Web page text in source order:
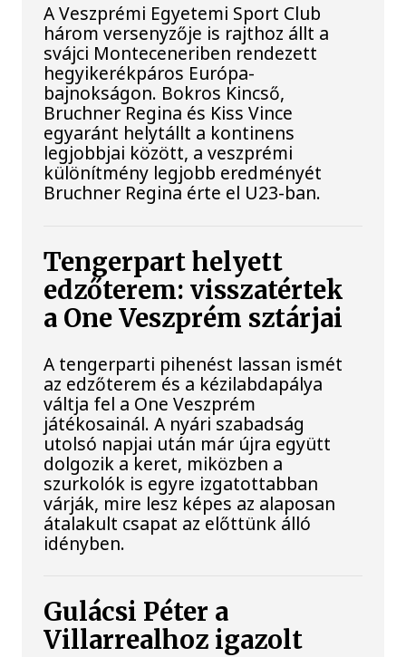
A Veszprémi Egyetemi Sport Club
három versenyzője is rajthoz állt a
svájci Monteceneriben rendezett
hegyikerékpáros Európa-
bajnokságon. Bokros Kincső,
Bruchner Regina és Kiss Vince
egyaránt helytállt a kontinens
legjobbjai között, a veszprémi
különítmény legjobb eredményét
Bruchner Regina érte el U23-ban.
Tengerpart helyett
edzőterem: visszatértek
a One Veszprém sztárjai
A tengerparti pihenést lassan ismét
az edzőterem és a kézilabdapálya
váltja fel a One Veszprém
játékosainál. A nyári szabadság
utolsó napjai után már újra együtt
dolgozik a keret, miközben a
szurkolók is egyre izgatottabban
várják, mire lesz képes az alaposan
átalakult csapat az előttünk álló
idényben.
Gulácsi Péter a
Villarrealhoz igazolt